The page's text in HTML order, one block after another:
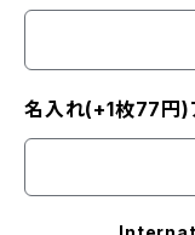
名入れ(+1枚77円)